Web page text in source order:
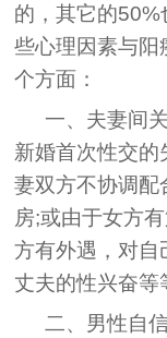
的，其它的
些心理因素与阳
个方面：
一、夫妻间
新婚首次性交的
妻双方不协调配
房;或由于女方
方有外遇，对自
丈夫的性兴奋等
二、男性自